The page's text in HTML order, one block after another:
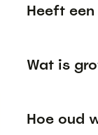
Heeft
Wat is
Hoe oud